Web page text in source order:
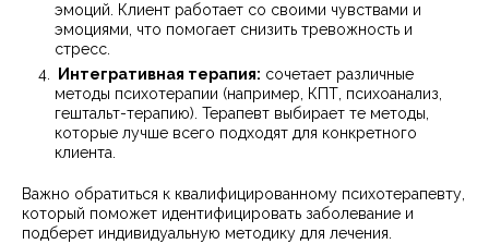
эмоций. Клиент работает со своими чувствами и
эмоциями, что помогает снизить тревожность и
стресс.
Интегративная терапия: сочетает различные
методы психотерапии (например, КПТ, психоанализ,
гештальт-терапию). Терапевт выбирает те методы,
которые лучше всего подходят для конкретного
клиента.
Важно обратиться к квалифицированному психотерапевту,
который поможет идентифицировать заболевание и
подберет индивидуальную методику для лечения.